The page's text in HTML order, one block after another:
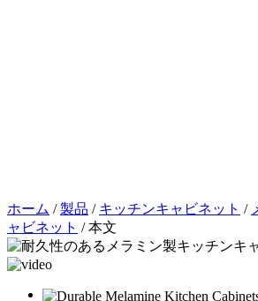
ホーム /製品 / キッチンキャビネット /
ャビネット /本文